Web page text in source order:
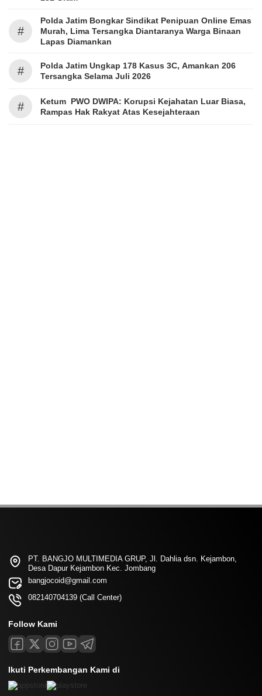
#
Polda Jatim Bongkar Sindikat Penipuan Online Emas
Murah, Lima Tersangka Diantaranya Warga Binaan
Lapas Diamankan
#
Polda Jatim Ungkap 178 Kasus 3C, Amankan 206
Tersangka Selama Juli 2026
#
Ketum PWO DWIPA: Korupsi Kejahatan Luar Biasa,
Rampas Hak Rakyat Atas Kesejahteraan
PT. BANGJO MULTIMEDIA GRUP, Jl. Dahlia dsn. Kejambon,
Desa Dapur Kejambon Kec. Jombang
bangjocoid@gmail.com
082140704139 (Call Center)
Follow Kami
Ikuti Perkembangan Kami di